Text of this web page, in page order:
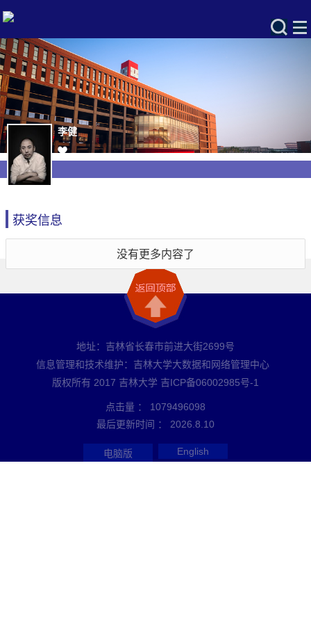
李健
获奖信息
没有更多内容了
地址：吉林省长春市前进大街2699号
信息管理和技术维护：吉林大学大数据和网络管理中心
版权所有 2017 吉林大学 吉ICP备06002985号-1
点击量 ： 1079496098
最后更新时间 ： 2026 8 10
电脑版 English